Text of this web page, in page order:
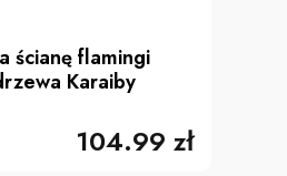
ścianę flamingi
Karaiby
104.99 zł